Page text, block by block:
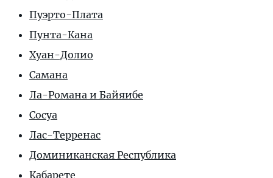
Пуэрто-Плата
Пунта-Кана
Хуан-Долио
Самана
Ла-Романа и Байяибе
Сосуа
Лас-Терренас
Доминиканская Республика
Кабарете